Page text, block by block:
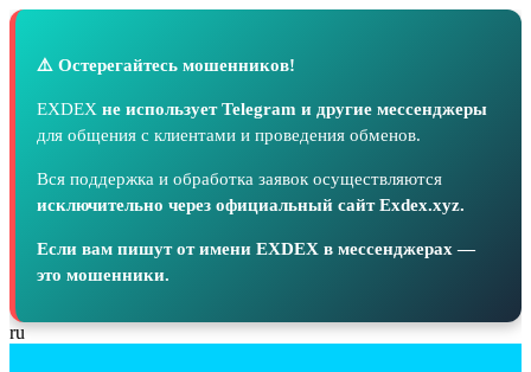
⚠️ Остерегайтесь мошенников!
EXDEX не использует Telegram и другие мессенджеры
для общения с клиентами и проведения обменов.
Вся поддержка и обработка заявок осуществляются
исключительно через официальный сайт Exdex.xyz.
Если вам пишут от имени EXDEX в мессенджерах —
это мошенники.
ru